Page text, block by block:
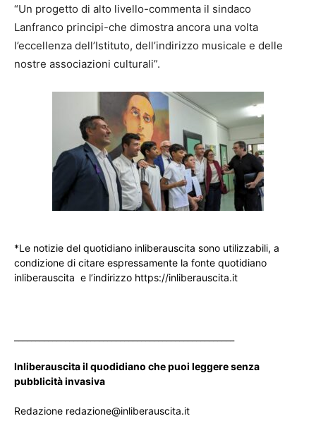
“Un progetto di alto livello-commenta il sindaco
Lanfranco principi-che dimostra ancora una volta
l’eccellenza dell’Istituto, dell’indirizzo musicale e delle
nostre associazioni culturali”.
*Le notizie del quotidiano inliberauscita sono utilizzabili, a
condizione di citare espressamente la fonte quotidiano
inliberauscita e l’indirizzo https://inliberauscita.it
Inliberauscita il quodidiano che puoi leggere senza
pubblicità invasiva
Redazione redazione@inliberauscita.it